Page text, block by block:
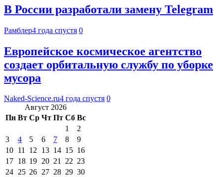
В России разработали замену Telegram
Рамблер4 года спустя 0
Европейское космическое агентство
создает орбитальную службу по уборке
мусора
Naked-Science.ru4 года спустя 0
Август 2026
Пн Вт Ср Чт Пт Сб Вс
1
2
3
4 5 6 7 8
9
10 11 12 13 14 15 16
17 18 19 20 21 22 23
24 25 26 27 28 29 30